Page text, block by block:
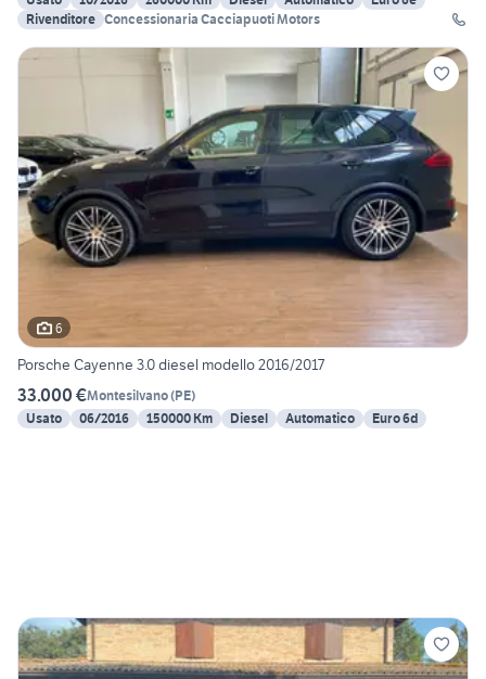
Rivenditore Concessionaria Cacciapuoti Motors
6
Porsche Cayenne 3.0 diesel modello 2016/2017
33.000 €Montesilvano(PE)
Usato
06/2016 150000 Km Diesel Automatico Euro 6d